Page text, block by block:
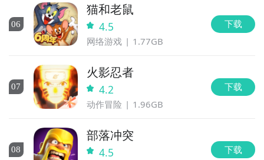
06
猫和老鼠
4.5
网络游戏 1.77GB
下载
07
火影忍者
4.2
动作冒险 1.96GB
下载
08
部落冲突
4.5 下载